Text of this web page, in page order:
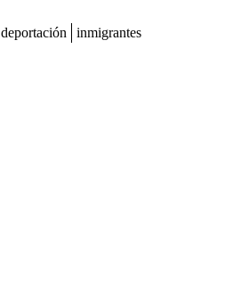
deportación inmigrantes